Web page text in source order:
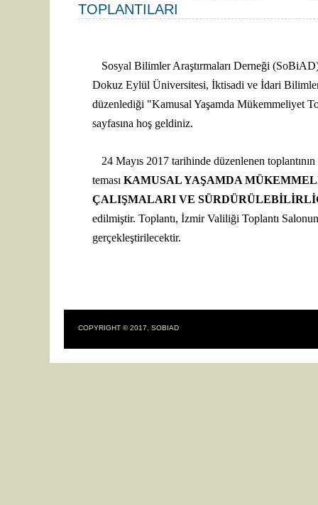
TOPLANTILARI
Sosyal Bilimler Araştırmaları Derneği
Dokuz Eylül Üniversitesi, İktisadi ve İdari
düzenlediği "Kamusal Yaşamda Mükemmeliyet
sayfasına hoş geldiniz.
24 Mayıs 2017 tarihinde düzenlenen toplantının
teması KAMUSAL YAŞAMDA
ÇALIŞMALARI VE
edilmiştir. Toplantı, İzmir Valiliği Toplantı
gerçekleştirilecektir.
COPYRIGHT © 2017, SOBIAD